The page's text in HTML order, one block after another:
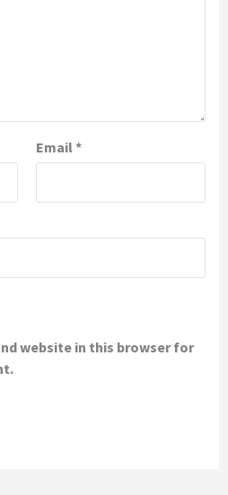
Email *
website in this browser for